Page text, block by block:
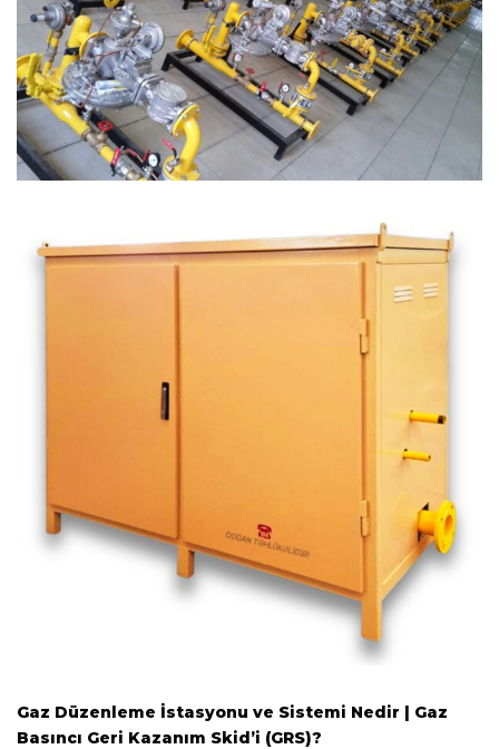
Gaz Düzenleme İstasyonu ve Sistemi Nedir | Gaz
Basıncı Geri Kazanım Skid’i (GRS)?